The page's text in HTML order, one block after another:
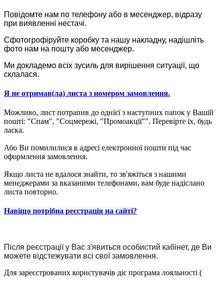
Повідомте нам по телефону або в месенджер, відразу
при виявленні нестачі.
Сфотогрофіруйте коробку та нашу накладну, надішліть
фото нам на пошту або месенджер.
Ми докладемо всіх зусиль для вирішення ситуації, що
склалася.
Я не отримав(ла) листа з номером замовлення.
Можливо, лист потрапив до однієї з наступних папок у Вашій
пошті: "Спам", "Соцмережі, "Промоакції"". Перевірте їх, будь
ласка.
Або Ви помилилися в адресі електронної пошти під час
оформлення замовлення.
Якщо листа не вдалося знайти, то зв'яжіться з нашими
менеджерами за вказаними телефонами, вам буде надіслано
листа повторно.
Навіщо потрібна реєстрація на сайті?
Після реєстрації у Вас з'явиться особистий кабінет, де Ви
можете відстежувати всі свої замовлення.
Для зареєстрованих користувачів діє програма лояльності (